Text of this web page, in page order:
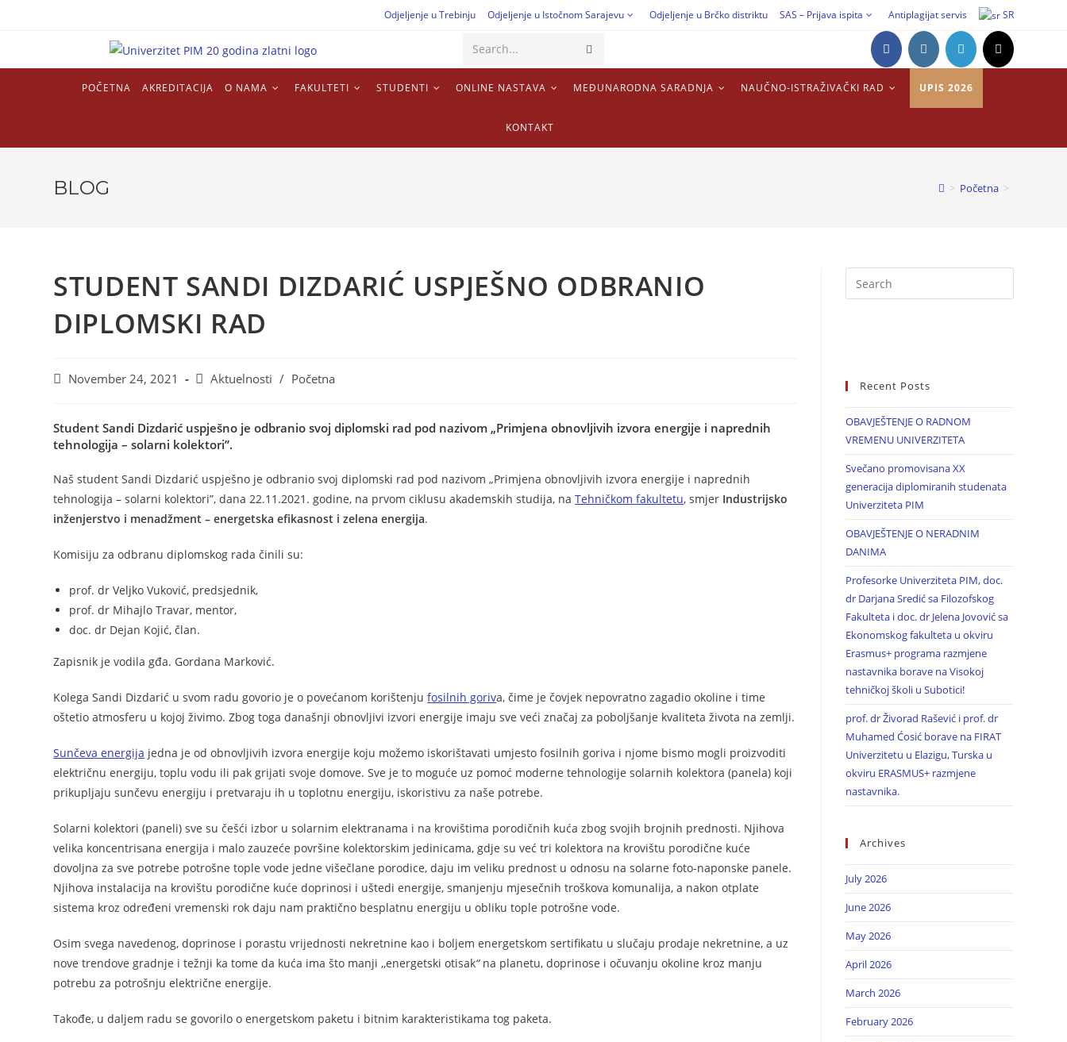
Odjeljenje u Trebinju Odjeljenje u Istočnom Sarajevu Odjeljenje u Brčko distriktu SAS – Prijava ispita Antiplagijat servis SR
Search...
POČETNA AKREDITACIJA O NAMA FAKULTETI STUDENTI ONLINE NASTAVA MEĐUNARODNA SARADNJA NAUČNO-ISTRAŽIVAČKI RAD UPIS 2026
KONTAKT
BLOG > Početna >
STUDENT SANDI DIZDARIĆ USPJEŠNO ODBRANIO
DIPLOMSKI RAD
November 24, 2021 Aktuelnosti / Početna
Student Sandi Dizdarić uspješno je odbranio svoj diplomski rad pod nazivom „Primjena obnovljivih izvora energije i naprednih
tehnologija – solarni kolektori”.
Naš student Sandi Dizdarić uspješno je odbranio svoj diplomski rad pod nazivom „Primjena obnovljivih izvora energije i naprednih
tehnologija – solarni kolektori”, dana 22.11.2021. godine, na prvom ciklusu akademskih studija, naTehničkom fakultetu, smjer Industrijsko
inženjerstvo i menadžment – energetska efikasnost i zelena energija.
Komisiju za odbranu diplomskog rada činili su:
prof. dr Veljko Vuković, predsjednik,
prof. dr Mihajlo Travar, mentor,
doc. dr Dejan Kojić, član.
Zapisnik je vodila gđa. Gordana Marković.
Kolega Sandi Dizdarić u svom radu govorio je o povećanom korištenjufosilnih goriva, čime je čovjek nepovratno zagadio okoline i time
oštetio atmosferu u kojoj živimo. Zbog toga današnji obnovljivi izvori energije imaju sve veći značaj za poboljšanje kvaliteta života na zemlji.
Sunčeva energija jedna je od obnovljivih izvora energije koju možemo iskorištavati umjesto fosilnih goriva i njome bismo mogli proizvoditi
električnu energiju, toplu vodu ili pak grijati svoje domove. Sve je to moguće uz pomoć moderne tehnologije solarnih kolektora (panela) koji
prikupljaju sunčevu energiju i pretvaraju ih u toplotnu energiju, iskoristivu za naše potrebe.
Solarni kolektori (paneli) sve su češći izbor u solarnim elektranama i na krovištima porodičnih kuća zbog svojih brojnih prednosti. Njihova
velika koncentrisana energija i malo zauzeće površine kolektorskim jedinicama, gdje su već tri kolektora na krovištu porodične kuće
dovoljna za sve potrebe potrošne tople vode jedne višečlane porodice, daju im veliku prednost u odnosu na solarne foto-naponske panele.
Njihova instalacija na krovištu porodične kuće doprinosi i uštedi energije, smanjenju mjesečnih troškova komunalija, a nakon otplate
sistema kroz određeni vremenski rok daju nam praktično besplatnu energiju u obliku tople potrošne vode.
Osim svega navedenog, doprinose i porastu vrijednosti nekretnine kao i boljem energetskom sertifikatu u slučaju prodaje nekretnine, a uz
nove trendove gradnje i težnji ka tome da kuća ima što manji ,,energetski otisak“ na planetu, doprinose i očuvanju okoline kroz manju
potrebu za potrošnju električne energije.
Takođe, u daljem radu se govorilo o energetskom paketu i bitnim karakteristikama tog paketa.
Recent Posts
OBAVJEŠTENJE O RADNOM
VREMENU UNIVERZITETA
Svečano promovisana XX
generacija diplomiranih studenata
Univerziteta PIM
OBAVJEŠTENJE O NERADNIM
DANIMA
Profesorke Univerziteta PIM, doc.
dr Darjana Sredić sa Filozofskog
Fakulteta i doc. dr Jelena Jovović sa
Ekonomskog fakulteta u okviru
Erasmus+ programa razmjene
nastavnika borave na Visokoj
tehničkoj školi u Subotici!
prof. dr Živorad Rašević i prof. dr
Muhamed Ćosić borave na FIRAT
Univerzitetu u Elazigu, Turska u
okviru ERASMUS+ razmjene
nastavnika.
Archives
July 2026
June 2026
May 2026
April 2026
March 2026
February 2026